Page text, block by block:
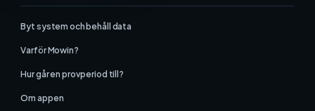
Byt system och behåll data
Varför Mowin?
Hur går en provperiod till?
Om appen